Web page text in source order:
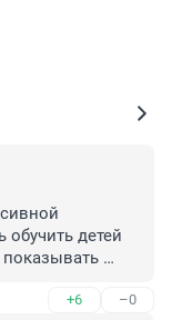
детей
под колеса где
+6 –0